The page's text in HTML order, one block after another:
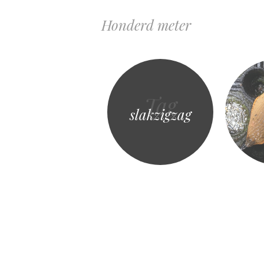
Honderd meter
Tag
slakzigzag